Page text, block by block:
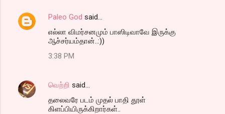
Paleo God said…
எல்லா விமர்சனமும் பாஸிடிவாவே இருக்கு
ஆச்சர்யம்தான்..:))
3:38 PM
வெற்றி said…
தலைவரே படம் முதல் பாதி தூள்
கிளப்பியிருக்கிறார்கள்..